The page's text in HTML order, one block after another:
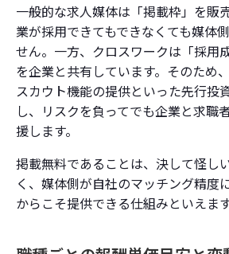
一般的な求人媒体は「掲載枠」を販
業が採用できてもできなくても媒体
せん。一方、クロスワークは「採用
を企業と共有しています。そのため
スカウト機能の提供といった先行投
し、リスクを負ってでも企業と求職
援します。
掲載無料であることは、決して怪し
く、媒体側が自社のマッチング精度
からこそ提供できる仕組みといえます